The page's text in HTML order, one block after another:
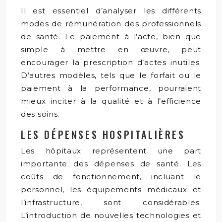
Il est essentiel d’analyser les différents
modes de rémunération des professionnels
de santé. Le paiement à l’acte, bien que
simple à mettre en œuvre, peut
encourager la prescription d’actes inutiles.
D’autres modèles, tels que le forfait ou le
paiement à la performance, pourraient
mieux inciter à la qualité et à l’efficience
des soins.
LES DÉPENSES HOSPITALIÈRES
Les hôpitaux représentent une part
importante des dépenses de santé. Les
coûts de fonctionnement, incluant le
personnel, les équipements médicaux et
l’infrastructure, sont considérables.
L’introduction de nouvelles technologies et